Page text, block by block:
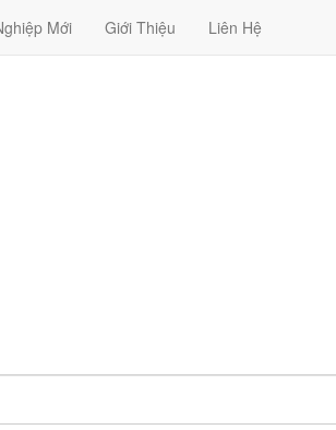
Mới Giới Thiệu Liên Hệ